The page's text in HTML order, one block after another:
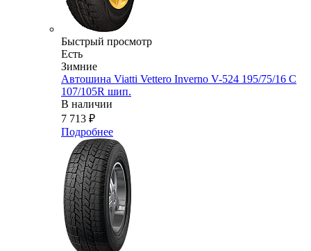
Быстрый просмотр
Есть
Зимние
Автошина Viatti Vettero Inverno V-524 195/75/16 C
107/105R шип.
В наличии
7 713 ₽
Подробнее